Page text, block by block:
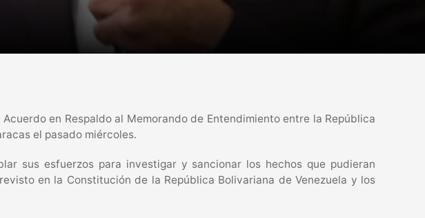
en Respaldo al Memorando de Entendimiento entre la República
el pasado miércoles.
sus esfuerzos para investigar y sancionar los hechos que pudieran
en la Constitución de la República Bolivariana de Venezuela y los